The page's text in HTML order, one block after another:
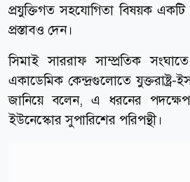
প্রযুক্তিগত সহযোগিতা বিষয়ক একটি
প্রস্তাবও দেন।
সিমাই সাররাফ সাম্প্রতিক
একাডেমিক কেন্দ্রগুলোতে যুক্তরাষ্ট্র-
জানিয়ে বলেন, এ ধরনের
ইউনেস্কোর সুপারিশের পরিপন্থী।